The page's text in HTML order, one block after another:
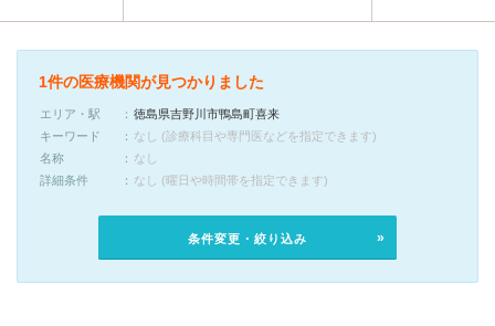
1件の医療機関が見つかりました
エリア・駅
徳島県吉野川市鴨島町喜来
キーワード
なし (診療科目や専門医などを指定できます)
名称
なし
詳細条件
なし (曜日や時間帯を指定できます)
条件変更・絞り込み